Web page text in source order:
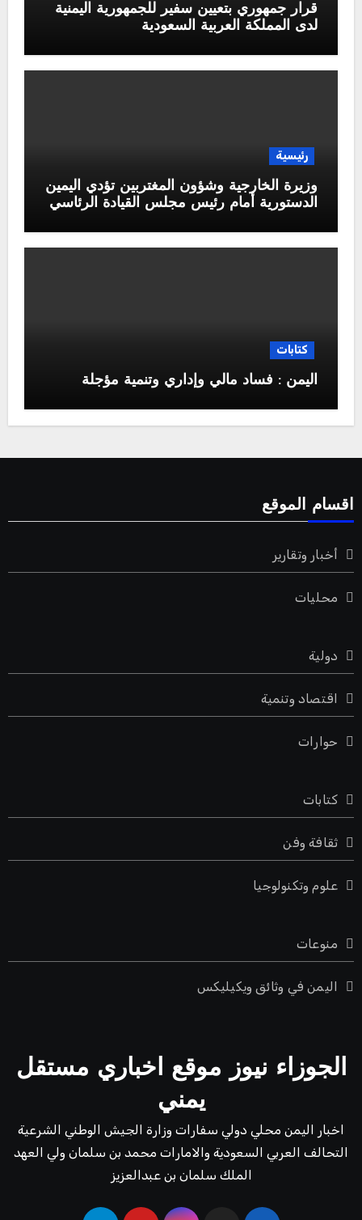
قرار جمهوري بتعيين سفير للجمهورية اليمنية
لدى المملكة العربية السعودية
رئيسية
وزيرة الخارجية وشؤون المغتربين تؤدي اليمين
الدستورية أمام رئيس مجلس القيادة الرئاسي
كتابات
اليمن : فساد مالي وإداري وتنمية مؤجلة
اقسام الموقع
أخبار وتقارير
محليات
دولية
اقتصاد وتنمية
حوارات
كتابات
ثقافة وفن
علوم وتكنولوجيا
منوعات
اليمن في وثائق ويكيليكس
الجوزاء نيوز موقع اخباري مستقل
يمني
اخبار اليمن محلي دولي سفارات وزارة الجيش الوطني الشرعية
التحالف العربي السعودية والامارات محمد بن سلمان ولي العهد
الملك سلمان بن عبدالعزيز